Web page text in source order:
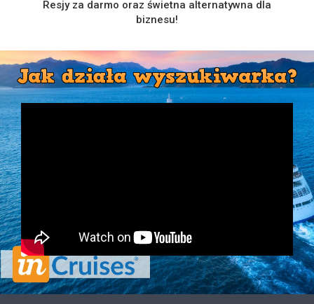
Resjy za darmo oraz świetna alternatywna dla
biznesu!